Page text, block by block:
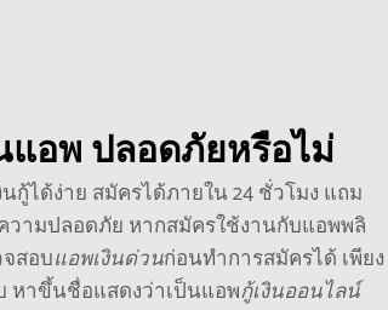
แอพปลอดภัยหรือไม่
กู้ได้ง่าย สมัครได้ภายใน 24 ชั่วโมง แถม
ามปลอดภัย หากสมัครใช้งานกับแอพพลิ
สอบแอพเงินด่วนก่อนทำการสมัครได้ เพียง
หาขึ้นชื่อแสดงว่าเป็นแอพกู้เงินออนไลน์